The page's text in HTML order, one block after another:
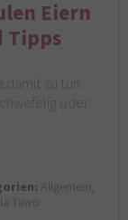
Eiern
Tipps
zu tun
oder
Allgemein,
Tawo